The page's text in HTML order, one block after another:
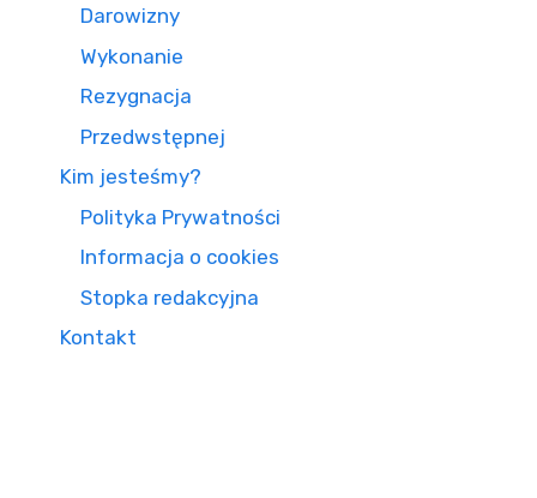
Darowizny
Wykonanie
Rezygnacja
Przedwstępnej
Kim jesteśmy?
Polityka Prywatności
Informacja o cookies
Stopka redakcyjna
Kontakt